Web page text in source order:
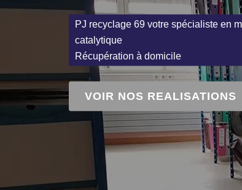
PJ recyclage 69 votre spécialiste en
catalytique
Récupération à domicile
VOIR NOS REALISATIONS